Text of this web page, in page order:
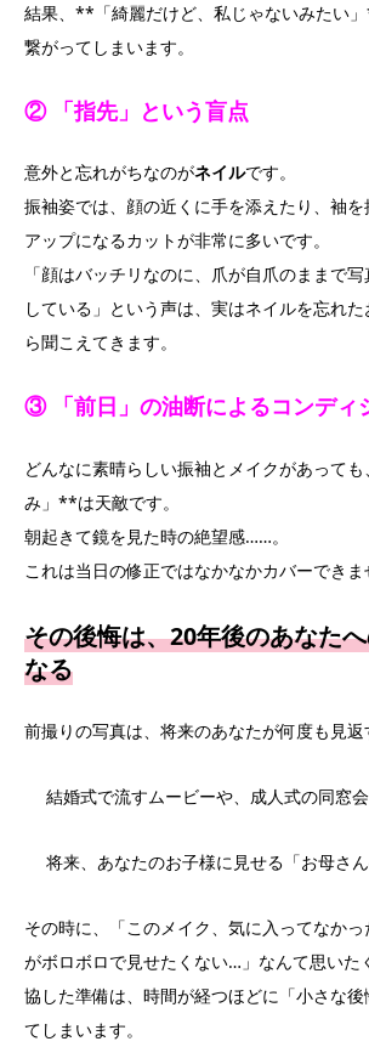
結果、**「綺麗だけど、私じゃないみたい
繋がってしまいます。
② 「指先」という盲点
意外と忘れがちなのがネイルです。
振袖姿では、顔の近くに手を添えたり、袖
アップになるカットが非常に多いです。
「顔はバッチリなのに、爪が自爪のままで
している」という声は、実はネイルを忘れ
ら聞こえてきます。
③ 「前日」の油断によるコンディ
どんなに素晴らしい振袖とメイクがあって
み」**は天敵です。
朝起きて鏡を見た時の絶望感……。
これは当日の修正ではなかなかカバーできま
その後悔は、20年後のあなた
なる
前撮りの写真は、将来のあなたが何度も見返
結婚式で流すムービーや、成人式の同窓会
将来、あなたのお子様に見せる「お母さん
その時に、「このメイク、気に入ってなか
がボロボロで見せたくない…」なんて思いた
協した準備は、時間が経つほどに「小さな
てしまいます。